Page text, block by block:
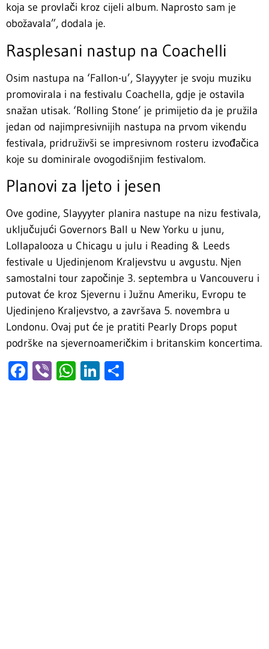
koja se provlači kroz cijeli album. Naprosto sam je
obožavala”, dodala je.
Rasplesani nastup na Coachelli
Osim nastupa na ‘Fallon-u’, Slayyyter je svoju muziku
promovirala i na festivalu Coachella, gdje je ostavila
snažan utisak. ‘Rolling Stone’ je primijetio da je pružila
jedan od najimpresivnijih nastupa na prvom vikendu
festivala, pridruživši se impresivnom rosteru izvođačica
koje su dominirale ovogodišnjim festivalom.
Planovi za ljeto i jesen
Ove godine, Slayyyter planira nastupe na nizu festivala,
uključujući Governors Ball u New Yorku u junu,
Lollapalooza u Chicagu u julu i Reading & Leeds
festivale u Ujedinjenom Kraljevstvu u avgustu. Njen
samostalni tour započinje 3. septembra u Vancouveru i
putovat će kroz Sjevernu i Južnu Ameriku, Evropu te
Ujedinjeno Kraljevstvo, a završava 5. novembra u
Londonu. Ovaj put će je pratiti Pearly Drops poput
podrške na sjevernoameričkim i britanskim koncertima.
Facebook
ViberWhatsApp
LinkedIn